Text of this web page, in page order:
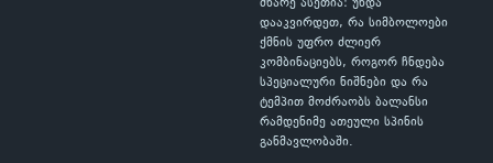
მხარე ასეთია: უნდა
დააკვირდეთ, რა სიმბოლოები
ქმნის უფრო ძლიერ
კომბინაციებს, როგორ ჩნდება
სპეციალური ნიშნები და რა
ტემპით მოძრაობს ბალანსი
რამდენიმე ათეული სპინის
განმავლობაში.